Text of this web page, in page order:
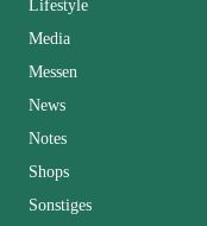
Lifestyle
Media
Messen
News
Notes
Shops
Sonstiges